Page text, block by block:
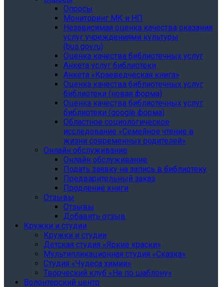
Опросы
Мониторинг МК и НП
Независимая оценка качества оказания
услуг учреждениями культуры
(bus.gov.ru)
Оценка качества библиотечных услуг
Анкета услуг библиотеки
Анкета «Краеведческая книга»
Oценка качества библиотечных услуг
библиотеки (новая форма)
Oценка качества библиотечных услуг
библиотеки (google форма)
Областное социологическое
исследование «Семейное чтение в
жизни современных родителей»
Онлайн обслуживание
Онлайн обслуживание
Подать заявку на запись в библиотеку
Предварительный заказ
Продление книги
Отзывы
Отзывы
Добавить отзыв
Кружки и студии
Кружки и студии
Детская студия «Яркие краски»
Мультипликационная студия «Сказка»
Студия «Чудеса химии»
Творческий клуб «Не по шаблону»
Волонтерский центр